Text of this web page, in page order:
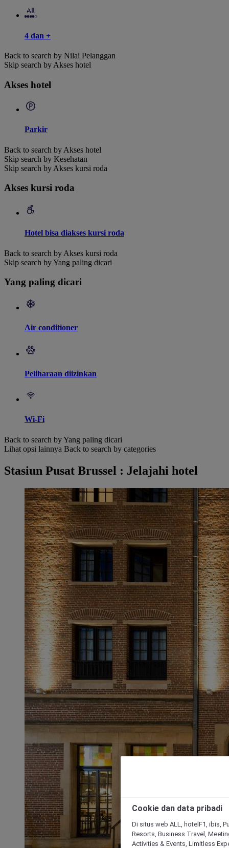
4 dan +
Back to search by Nilai Pelanggan
Skip search by Akses hotel
Akses hotel
Parkir
Back to search by Akses hotel
Skip search by Kesehatan
Skip search by Akses kursi roda
Akses kursi roda
Hotel bisa diakses kursi roda
Back to search by Akses kursi roda
Skip search by Yang paling dicari
Yang paling dicari
Air conditioner
Peliharaan diizinkan
Wi-Fi
Back to search by Yang paling dicari
Lihat opsi lainnya Back to search by categories
Stasiun Pusat Brussel : Jelajahi hotel
Cookie dan data pribadi
Di situs web ALL, hotelF1, ibis,
Resorts, Business Travel,
Activities & Events, Limitless